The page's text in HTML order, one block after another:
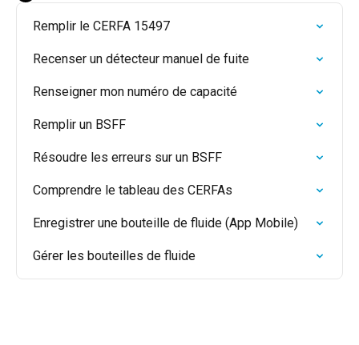
Remplir le CERFA 15497
Recenser un détecteur manuel de fuite
Renseigner mon numéro de capacité
Remplir un BSFF
Résoudre les erreurs sur un BSFF
Comprendre le tableau des CERFAs
Enregistrer une bouteille de fluide (App Mobile)
Gérer les bouteilles de fluide